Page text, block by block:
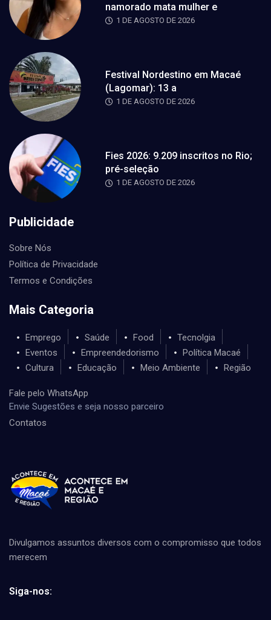
namorado mata mulher e
1 DE AGOSTO DE 2026
Festival Nordestino em Macaé
(Lagomar): 13 a
1 DE AGOSTO DE 2026
Fies 2026: 9.209 inscritos no Rio;
pré-seleção
1 DE AGOSTO DE 2026
Publicidade
Sobre Nós
Política de Privacidade
Termos e Condições
Mais Categoria
Emprego Saúde Food
Tecnolgia
Eventos
Empreendedorismo
Política Macaé
Cultura
Educação Meio Ambiente Região
Fale pelo WhatsApp
Envie Sugestões e seja nosso parceiro
Contatos
Divulgamos assuntos diversos com o compromisso que todos
merecem
Siga-nos: